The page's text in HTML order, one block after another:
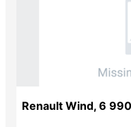
Renault Wind, 6